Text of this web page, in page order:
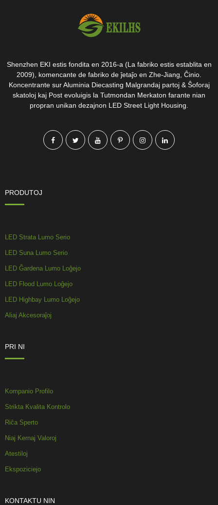
Shenzhen EKI estis fondita en 2016-a (La fabriko estis establita en
2009), komencante de fabriko de ĵetaĵo en Zhe-Jiang, Ĉinio.
Koncentrante sur Aluminia Diecasting Malgrandaj partoj & Ŝoforaj
skatoloj kaj Post evoluigis la Tutmondan Merkaton farante nian
propran unikan dezajnon LED Street Light Housing.
PRODUTOJ
LED Strata Lumo Serio
LED Suna Lumo Serio
LED Ĝardena Lumo Loĝejo
LED Flood Lumo Loĝejo
LED Highbay Lumo Loĝejo
Aliaj Akcesoraĵoj
PRI NI
Kompanio Profilo
Strikta Kvalita Kontrolo
Riĉa Sperto
Niaj Kernaj Valoroj
Atestiloj
Ekspoziciejo
KONTAKTU NIN